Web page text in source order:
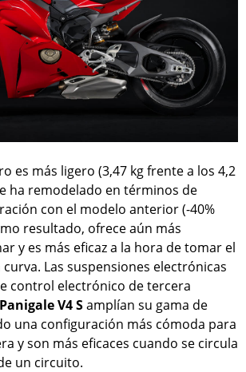
es más ligero (3,47 kg frente a los 4,2
ha remodelado en términos de
con el modelo anterior (-40%
resultado, ofrece aún más
y es más eficaz a la hora de tomar el
Las suspensiones electrónicas
control electrónico de tercera
Panigale V4 Samplían su gama de
una configuración más cómoda para
y son más eficaces cuando se circula
un circuito.